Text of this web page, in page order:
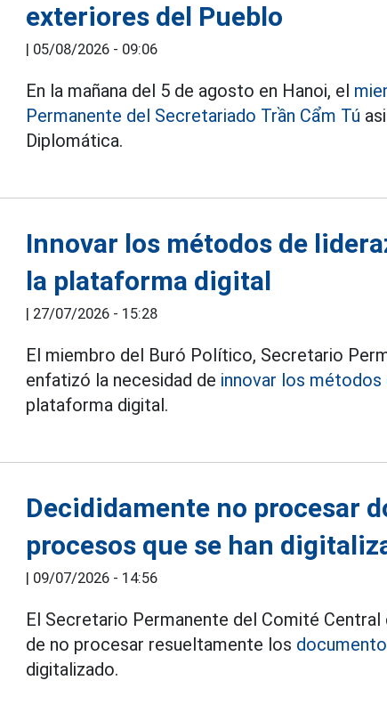
exteriores del Pueblo
| 05/08/2026 - 09:06
En la mañana del 5 de agosto en Hanoi, el
Permanente del Secretariado Trần Cẩm Tú
Diplomática.
Innovar los métodos de
la plataforma digital
| 27/07/2026 - 15:28
El miembro del Buró Político, Secretario
enfatizó la necesidad de innovar los métodos
plataforma digital.
Decididamente no procesar
procesos que se han
| 09/07/2026 - 14:56
El Secretario Permanente del Comité
de no procesar resueltamente los
digitalizado.